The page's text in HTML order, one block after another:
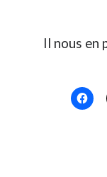
Il nous en